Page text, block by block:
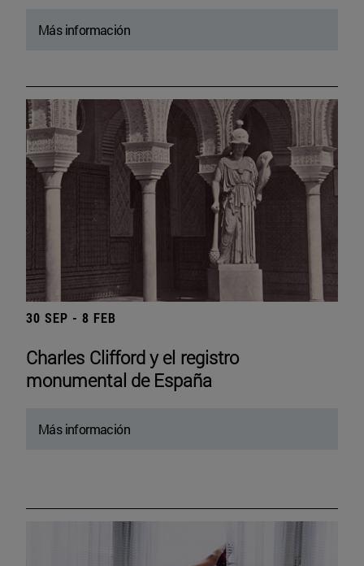
Más información
30 SEP - 8 FEB
Charles Clifford y el registro
monumental de España
Más información